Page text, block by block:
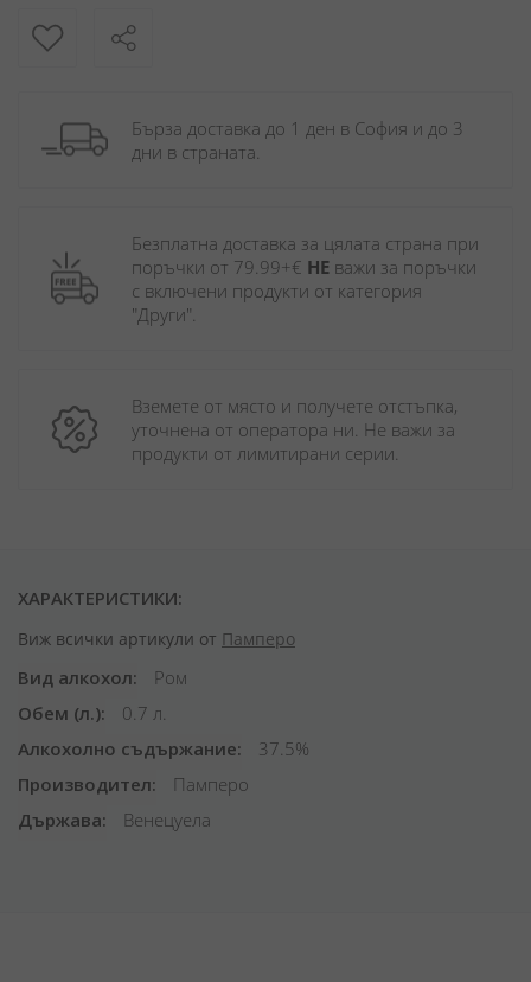
Бърза доставка до 1 ден в София и до 3
дни в страната.
Безплатна доставка за цялата страна при
поръчки от 79.99+€ НЕ важи за поръчки
с включени продукти от категория
"Други".
Вземете от място и получете отстъпка,
уточнена от оператора ни. Не важи за
продукти от лимитирани серии.
ХАРАКТЕРИСТИКИ:
Виж всички артикули от Памперо
Вид алкохол
Ром
Обем (л.)
0.7 л.
Алкохолно съдържание
37.5%
Производител
Памперо
Държава
Венецуела